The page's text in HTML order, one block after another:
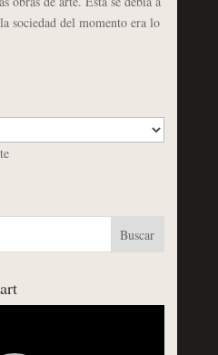
sociedad del momento era lo